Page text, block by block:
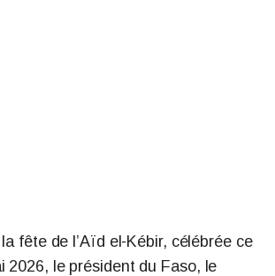
fête de l’Aïd el-Kébir, célébrée ce
2026, le président du Faso, le